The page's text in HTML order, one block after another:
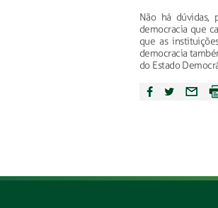
Não há dúvidas,
democracia que
que as
democracia
do Estado